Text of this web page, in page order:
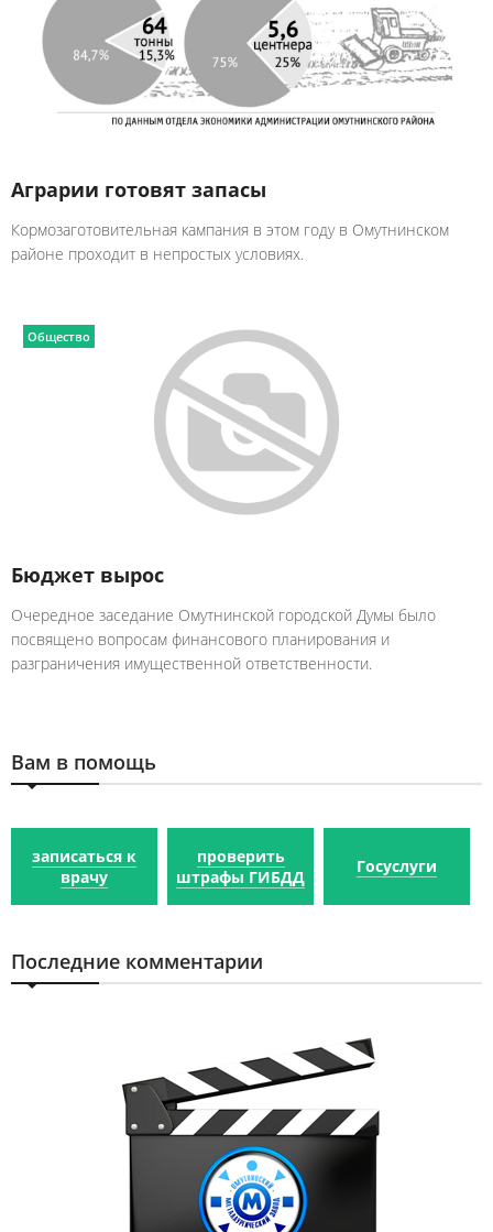
Аграрии готовят запасы
Кормозаготовительная кампания в этом году в Омутнинском
районе проходит в непростых условиях.
Общество
Бюджет вырос
Очередное заседание Омутнинской городской Думы было
посвящено вопросам финансового планирования и
разграничения имущественной ответственности.
Вам в помощь
записаться к
врачу
проверить
штрафы ГИБДД
Госуслуги
Последние комментарии